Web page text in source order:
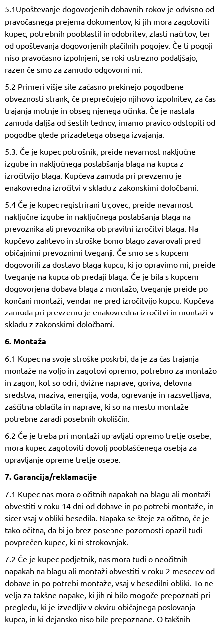
5.1 Upoštevanje dogovorjenih dobavnih rokov je odvisno od
pravočasnega prejema dokumentov, ki jih mora zagotoviti
kupec, potrebnih pooblastil in odobritev, zlasti načrtov, ter
od upoštevanja dogovorjenih plačilnih pogojev. Če ti pogoji
niso pravočasno izpolnjeni, se roki ustrezno podaljšajo,
razen če smo za zamudo odgovorni mi.
5.2 Primeri višje sile začasno prekinejo pogodbene
obveznosti strank, če preprečujejo njihovo izpolnitev, za čas
trajanja motnje in obseg njenega učinka. Če je nastala
zamuda daljša od šestih tednov, imamo pravico odstopiti od
pogodbe glede prizadetega obsega izvajanja.
5.3. Če je kupec potrošnik, preide nevarnost naključne
izgube in naključnega poslabšanja blaga na kupca z
izročitvijo blaga. Kupčeva zamuda pri prevzemu je
enakovredna izročitvi v skladu z zakonskimi določbami.
5.4 Če je kupec registrirani trgovec, preide nevarnost
naključne izgube in naključnega poslabšanja blaga na
prevoznika ali prevoznika ob pravilni izročitvi blaga. Na
kupčevo zahtevo in stroške bomo blago zavarovali pred
običajnimi prevoznimi tveganji. Če smo se s kupcem
dogovorili za dostavo blaga kupcu, ki jo opravimo mi, preide
tveganje na kupca ob predaji blaga. Če je bila s kupcem
dogovorjena dobava blaga z montažo, tveganje preide po
končani montaži, vendar ne pred izročitvijo kupcu. Kupčeva
zamuda pri prevzemu je enakovredna izročitvi in montaži v
skladu z zakonskimi določbami.
6. Montaža
6.1 Kupec na svoje stroške poskrbi, da je za čas trajanja
montaže na voljo in zagotovi opremo, potrebno za montažo
in zagon, kot so odri, dvižne naprave, goriva, delovna
sredstva, maziva, energija, voda, ogrevanje in razsvetljava,
zaščitna oblačila in naprave, ki so na mestu montaže
potrebne zaradi posebnih okoliščin.
6.2 Če je treba pri montaži upravljati opremo tretje osebe,
mora kupec zagotoviti dovolj pooblaščenega osebja za
upravljanje opreme tretje osebe.
7. Garancija/reklamacije
7.1 Kupec nas mora o očitnih napakah na blagu ali montaži
obvestiti v roku 14 dni od dobave in po potrebi montaže, in
sicer vsaj v obliki besedila. Napaka se šteje za očitno, če je
tako očitna, da bi jo brez posebne pozornosti opazil tudi
povprečen kupec, ki ni strokovnjak.
7.2 Če je kupec podjetnik, nas mora tudi o neočitnih
napakah na blagu ali montaži obvestiti v roku 2 mesecev od
dobave in po potrebi montaže, vsaj v besedilni obliki. To ne
velja za takšne napake, ki jih ni bilo mogoče prepoznati pri
pregledu, ki je izvedljiv v okviru običajnega poslovanja
kupca, in ki dejansko niso bile prepoznane. O takšnih